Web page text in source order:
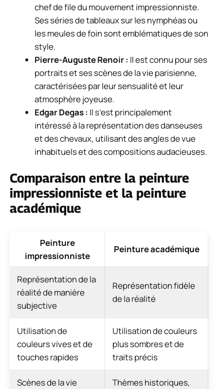
chef de file du mouvement impressionniste.
Ses séries de tableaux sur les nymphéas ou
les meules de foin sont emblématiques de son
style.
Pierre-Auguste Renoir : Il est connu pour ses
portraits et ses scènes de la vie parisienne,
caractérisées par leur sensualité et leur
atmosphère joyeuse.
Edgar Degas : Il s’est principalement
intéressé à la représentation des danseuses
et des chevaux, utilisant des angles de vue
inhabituels et des compositions audacieuses.
Comparaison entre la peinture
impressionniste et la peinture
académique
Peinture
impressionniste
Peinture académique
Représentation de la
réalité de manière
subjective
Représentation fidèle
de la réalité
Utilisation de
couleurs vives et de
touches rapides
Utilisation de couleurs
plus sombres et de
traits précis
Scènes de la vie
Thèmes historiques,